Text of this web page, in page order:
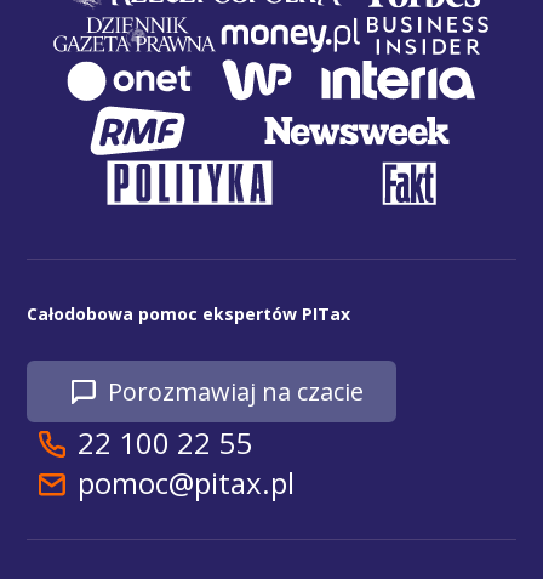
Całodobowa pomoc ekspertów PITax
Porozmawiaj na czacie
22 100 22 55
pomoc@pitax.pl